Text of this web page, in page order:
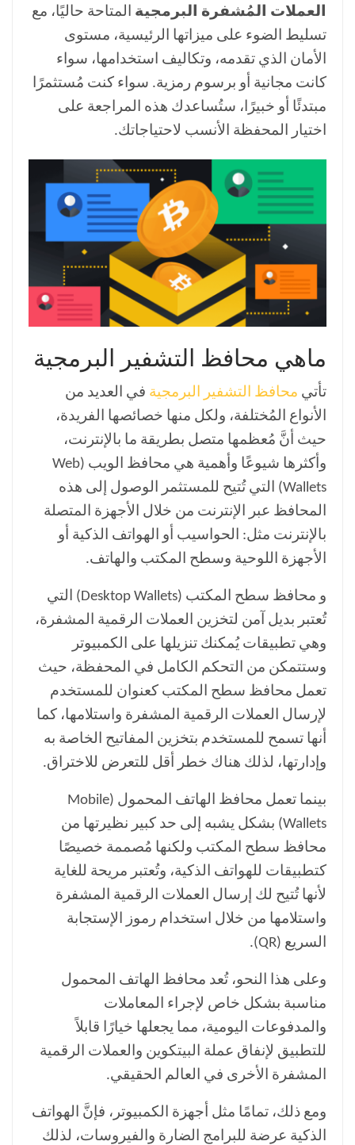
العملات المُشفرة البرمجية المتاحة حاليًا، مع
تسليط الضوء على ميزاتها الرئيسية، مستوى
الأمان الذي تقدمه، وتكاليف استخدامها، سواء
كانت مجانية أو برسوم رمزية. سواء كنت مُستثمرًا
مبتدئًا أو خبيرًا، ستُساعدك هذه المراجعة على
اختيار المحفظة الأنسب لاحتياجاتك.
ماهي محافظ التشفير البرمجية
تأتي محافظ التشفير البرمجية في العديد من
الأنواع المُختلفة، ولكل منها خصائصها الفريدة،
حيث أنَّ مُعظمها متصل بطريقة ما بالإنترنت،
وأكثرها شيوعًا وأهمية هي محافظ الويب (Web
Wallets) التي تُتيح للمستثمر الوصول إلى هذه
المحافظ عبر الإنترنت من خلال الأجهزة المتصلة
بالإنترنت مثل: الحواسيب أو الهواتف الذكية أو
الأجهزة اللوحية وسطح المكتب والهاتف.
و محافظ سطح المكتب (Desktop Wallets) التي
تُعتبر بديل آمن لتخزين العملات الرقمية المشفرة،
وهي تطبيقات يُمكنك تنزيلها على الكمبيوتر
وستتمكن من التحكم الكامل في المحفظة، حيث
تعمل محافظ سطح المكتب كعنوان للمستخدم
لإرسال العملات الرقمية المشفرة واستلامها، كما
أنها تسمح للمستخدم بتخزين المفاتيح الخاصة به
وإدارتها، لذلك هناك خطر أقل للتعرض للاختراق.
بينما تعمل محافظ الهاتف المحمول (Mobile
Wallets) بشكل يشبه إلى حد كبير نظيرتها من
محافظ سطح المكتب ولكنها مُصممة خصيصًا
كتطبيقات للهواتف الذكية، وتُعتبر مريحة للغاية
لأنها تُتيح لك إرسال العملات الرقمية المشفرة
واستلامها من خلال استخدام رموز الإستجابة
السريع (QR).
وعلى هذا النحو، تُعد محافظ الهاتف المحمول
مناسبة بشكل خاص لإجراء المعاملات
والمدفوعات اليومية، مما يجعلها خيارًا قابلاً
للتطبيق لإنفاق عملة البيتكوين والعملات الرقمية
المشفرة الأخرى في العالم الحقيقي.
ومع ذلك، تمامًا مثل أجهزة الكمبيوتر، فإنَّ الهواتف
الذكية عرضة للبرامج الضارة والفيروسات، لذلك